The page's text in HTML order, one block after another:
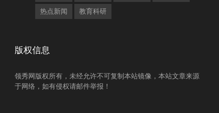
热点新闻 教育科研
版权信息
领秀网版权所有，未经允许不可复制本站镜像，本站文章来源
于网络，如有侵权请邮件举报！